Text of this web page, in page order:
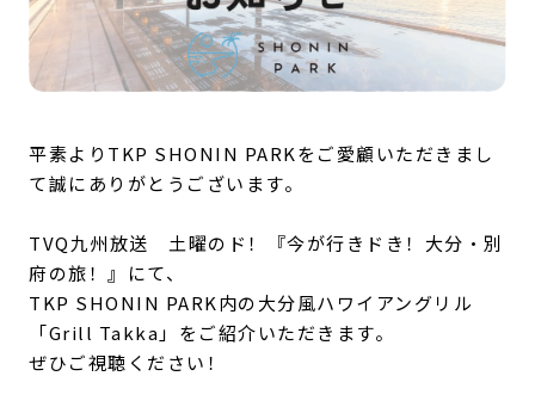
平素よりTKP SHONIN PARKをご愛顧いただきまし
て誠にありがとうございます。
TVQ九州放送 土曜のド！『今が行きドき！大分・別
府の旅！』にて、
TKP SHONIN PARK内の大分風ハワイアングリル
「Grill Takka」をご紹介いただきます。
ぜひご視聴ください！